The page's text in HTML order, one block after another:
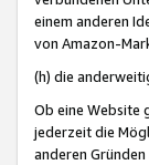
einem anderen
von Amazon-
(h) die
Ob eine Website
jederzeit die
anderen